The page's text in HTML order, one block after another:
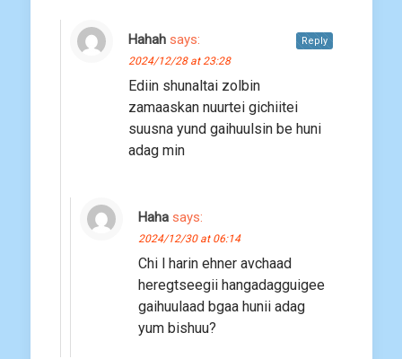
Hahah says:
2024/12/28 at 23:28
Ediin shunaltai zolbin
zamaaskan nuurtei gichiitei
suusna yund gaihuulsin be huni
adag min
Reply
Haha says:
2024/12/30 at 06:14
Chi l harin ehner avchaad
heregtseegii hangadagguigee
gaihuulaad bgaa hunii adag
yum bishuu?